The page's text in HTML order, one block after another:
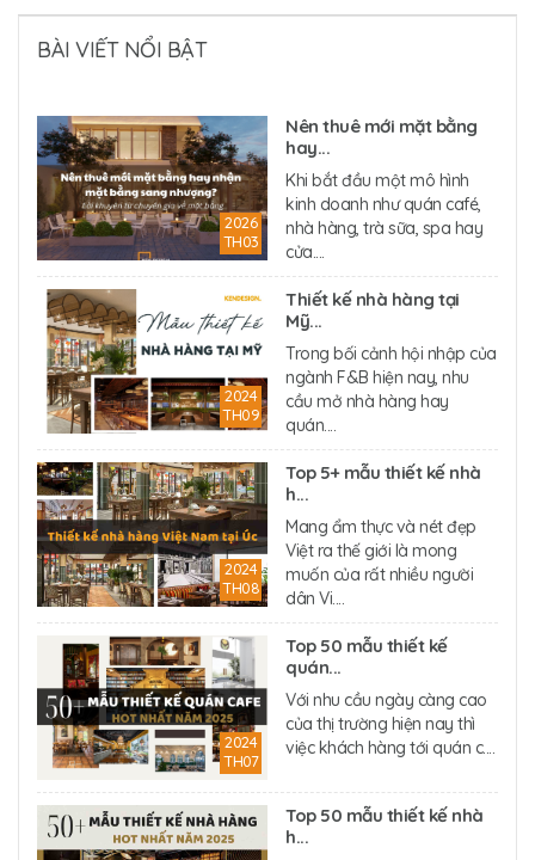
BÀI VIẾT NỔI BẬT
2026
TH03
Nên thuê mới mặt bằng
hay...
Khi bắt đầu một mô hình
kinh doanh như quán café,
nhà hàng, trà sữa, spa hay
cửa....
2024
TH09
Thiết kế nhà hàng tại
Mỹ...
Trong bối cảnh hội nhập của
ngành F&B hiện nay, nhu
cầu mở nhà hàng hay
quán....
2024
TH08
Top 5+ mẫu thiết kế nhà
h...
Mang ẩm thực và nét đẹp
Việt ra thế giới là mong
muốn của rất nhiều người
dân Vi....
2024
TH07
Top 50 mẫu thiết kế
quán...
Với nhu cầu ngày càng cao
của thị trường hiện nay thì
việc khách hàng tới quán c....
Top 50 mẫu thiết kế nhà
h...